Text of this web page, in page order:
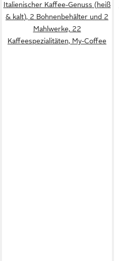
Italienischer Kaffee-Genuss (heiß
& kalt), 2 Bohnenbehälter und 2
Mahlwerke, 22
Kaffeespezialitäten, My-Coffee